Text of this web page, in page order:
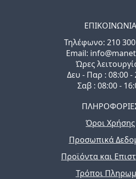
ΕΠΙΚΟΙΝΩΝΙΑ
Τηλέφωνo: 210 300
Email:
Ώρες
Δευ - Παρ : 08:00 -
Σαβ : 08:00 -
Όροι Χρήσης
Προσωπικά
Προϊόντα και
Τρόποι